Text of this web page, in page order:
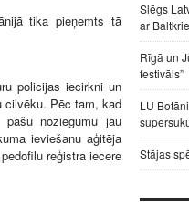
tika pieņemts tā
policijas iecirkni un
cilvēku. Pēc tam, kad
noziegumu jau
ieviešanu aģitēja
reģistra iecere
Slēgs
ar
Rīgā un
festivāls”
LU
Stājas